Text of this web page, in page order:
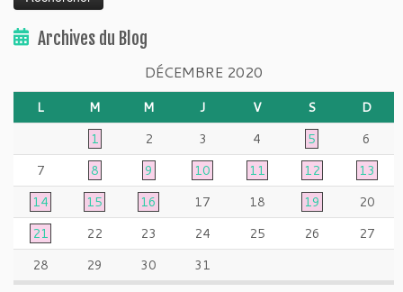
Archives du Blog
DÉCEMBRE 2020
L M M J V S
D
1
2 3 4 5
6
7
8 9 10 11 12
13
14
15 16 17 18 19
20
21
22 23 24 25 26
27
28
29 30 31